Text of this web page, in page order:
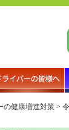
の健康増進対策 >